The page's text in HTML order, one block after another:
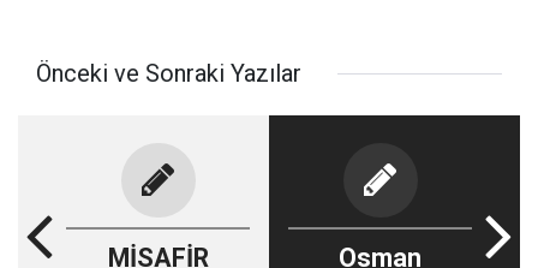
Önceki ve Sonraki Yazılar
MİSAFİR
Osman